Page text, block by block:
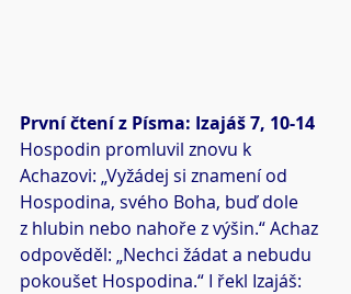
První čtení z Písma: Izajáš 7, 10-14
Hospodin promluvil znovu k
Achazovi: „Vyžádej si znamení od
Hospodina, svého Boha, buď dole
z hlubin nebo nahoře z výšin.“ Achaz
odpověděl: „Nechci žádat a nebudu
pokoušet Hospodina.“ I řekl Izajáš: